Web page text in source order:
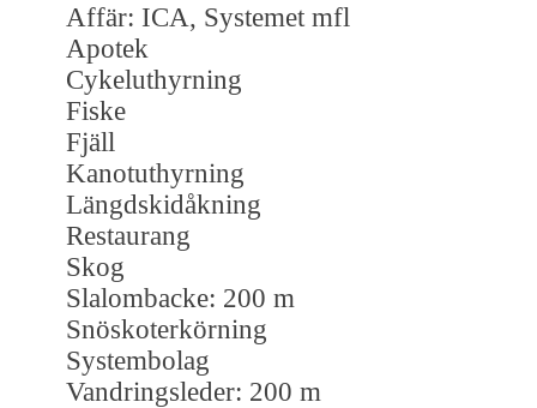
Affär: ICA, Systemet mfl
Apotek
Cykeluthyrning
Fiske
Fjäll
Kanotuthyrning
Längdskidåkning
Restaurang
Skog
Slalombacke: 200 m
Snöskoterkörning
Systembolag
Vandringsleder: 200 m